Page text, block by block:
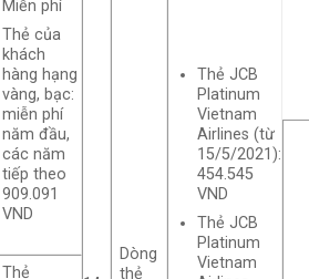
Miễn phí
Thẻ của
khách
hàng hạng
vàng, bạc:
miễn phí
năm đầu,
các năm
tiếp theo
909.091
VND
Dòng
thẻ
Thẻ JCB
Platinum
Vietnam
Airlines (từ
15/5/2021):
454.545
VND
Thẻ JCB
Platinum
Vietnam
Thẻ